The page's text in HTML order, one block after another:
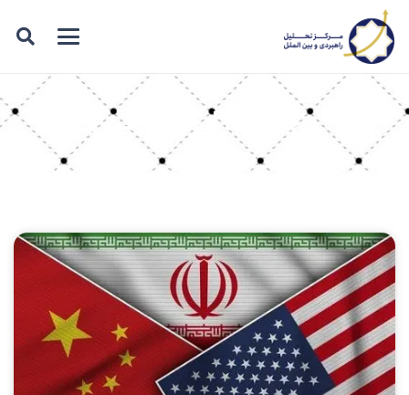
برچسب: ایران و چین